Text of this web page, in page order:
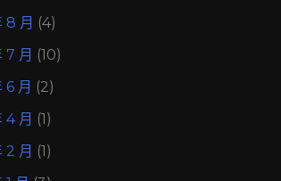
8 月 (4)
7 月 (10)
月 (2)
4 月 (1)
2 月 (1)